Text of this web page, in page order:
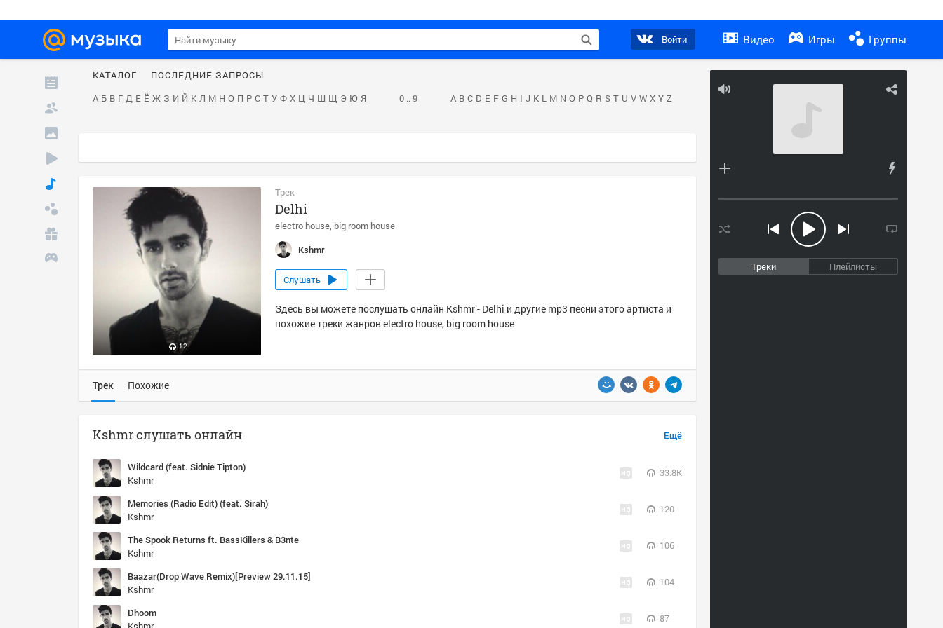
Войти Видео Игры Группы
Треки Плейлисты
КАТАЛОГ
ПОСЛЕДНИЕ ЗАПРОСЫ
А Б В Г Д Е Ё Ж З И Й К Л М Н О П Р С Т У Ф Х Ц Ч Ш Щ Э Ю Я 0 .. 9 A B C D E F G H I J K L M N O P Q R S T U V W X Y Z
12
Трек
Delhi
electro house big room house
Kshmr
Слушать
Здесь вы можете послушать онлайн Kshmr - Delhi и другие mp3 песни этого артиста и
похожие треки жанров electro house, big room house
Трек Похожие
Ещё
Kshmr слушать онлайн
Wildcard (feat. Sidnie Tipton)
Kshmr
33.8K
Memories (Radio Edit) (feat. Sirah)
Kshmr
120
The Spook Returns ft. BassKillers & B3nte
Kshmr
106
Baazar(Drop Wave Remix)[Preview 29.11.15]
Kshmr
104
Dhoom
87